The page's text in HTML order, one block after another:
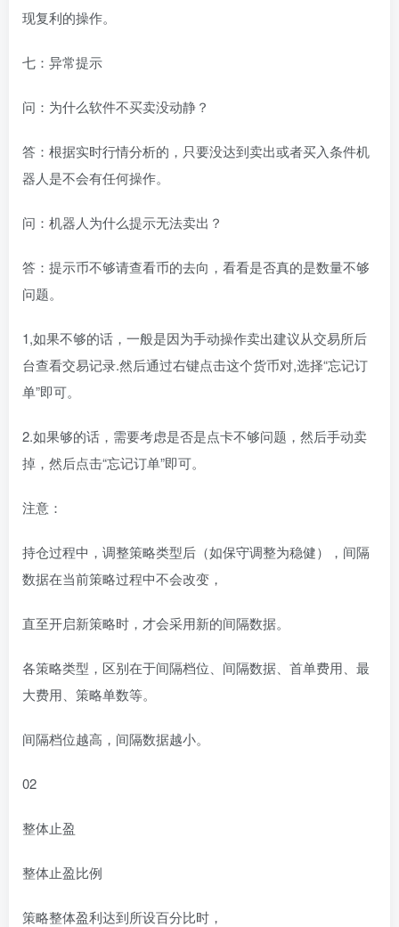
现复利的操作。
七：异常提示
问：为什么软件不买卖没动静？
答：根据实时行情分析的，只要没达到卖出或者买入条件机
器人是不会有任何操作。
问：机器人为什么提示无法卖出？
答：提示币不够请查看币的去向，看看是否真的是数量不够
问题。
1,如果不够的话，一般是因为手动操作卖出建议从交易所后
台查看交易记录.然后通过右键点击这个货币对,选择“忘记订
单”即可。
2.如果够的话，需要考虑是否是点卡不够问题，然后手动卖
掉，然后点击“忘记订单”即可。
注意：
持仓过程中，调整策略类型后（如保守调整为稳健），间隔
数据在当前策略过程中不会改变，
直至开启新策略时，才会采用新的间隔数据。
各策略类型，区别在于间隔档位、间隔数据、首单费用、最
大费用、策略单数等。
间隔档位越高，间隔数据越小。
02
整体止盈
整体止盈比例
策略整体盈利达到所设百分比时，